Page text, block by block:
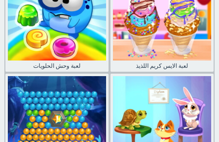
لعبة وحش الحلويات لعبة الايس كريم اللذيذ